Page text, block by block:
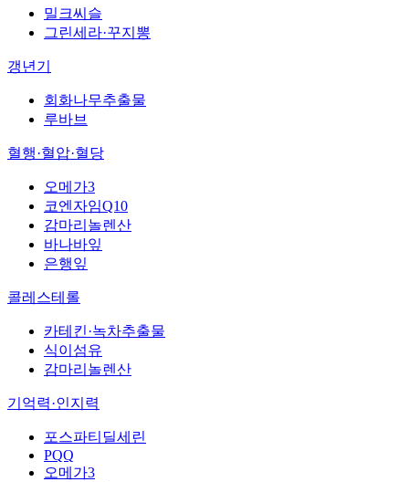
밀크씨슬
그린세라·꾸지뽕
갱년기
회화나무추출물
루바브
혈행·혈압·혈당
오메가3
코엔자임Q10
감마리놀렌산
바나바잎
은행잎
콜레스테롤
카테킨·녹차추출물
식이섬유
감마리놀렌산
기억력·인지력
포스파티딜세린
PQQ
오메가3